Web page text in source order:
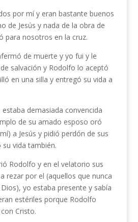
por mí y eran bastante buenos
de Jesús y nada de la obra de
para nosotros en la cruz.
de muerte y yo fui y le
salvación y Rodolfo lo aceptó
en una silla y entregó su vida a
demasiada convencida
de su amado esposo oró
a Jesús y pidió perdón de sus
vida también.
Rodolfo y en el velatorio sus
rezar por el (aquellos que nunca
yo estaba presente y sabía
estériles porque Rodolfo
Cristo.